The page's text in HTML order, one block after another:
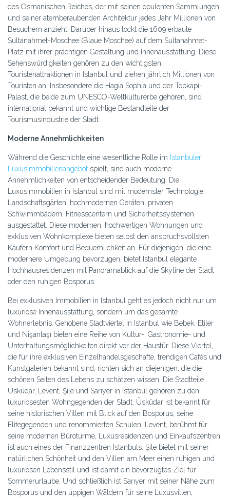
des Osmanischen Reiches, der mit seinen opulenten Sammlungen
und seiner atemberaubenden Architektur jedes Jahr Millionen von
Besuchern anzieht. Darüber hinaus lockt die 1609 erbaute
Sultanahmet-Moschee (Blaue Moschee) auf dem Sultanahmet-
Platz mit ihrer prächtigen Gestaltung und Innenausstattung. Diese
Sehenswürdigkeiten gehören zu den wichtigsten
Touristenattraktionen in Istanbul und ziehen jährlich Millionen von
Touristen an. Insbesondere die Hagia Sophia und der Topkapi-
Palast, die beide zum UNESCO-Weltkulturerbe gehören, sind
international bekannt und wichtige Bestandteile der
Tourismusindustrie der Stadt.
Moderne Annehmlichkeiten
Während die Geschichte eine wesentliche Rolle im Istanbuler
Luxusimmobilienangebot spielt, sind auch moderne
Annehmlichkeiten von entscheidender Bedeutung. Die
Luxusimmobilien in Istanbul sind mit modernster Technologie,
Landschaftsgärten, hochmodernen Geräten, privaten
Schwimmbädern, Fitnesscentern und Sicherheitssystemen
ausgestattet. Diese modernen, hochwertigen Wohnungen und
exklusiven Wohnkomplexe bieten selbst den anspruchsvollsten
Käufern Komfort und Bequemlichkeit an. Für diejenigen, die eine
modernere Umgebung bevorzugen, bietet Istanbul elegante
Hochhausresidenzen mit Panoramablick auf die Skyline der Stadt
oder den ruhigen Bosporus.
Bei exklusiven Immobilien in Istanbul geht es jedoch nicht nur um
luxuriöse Innenausstattung, sondern um das gesamte
Wohnerlebnis. Gehobene Stadtviertel in Istanbul wie Bebek, Etiler
und Nişantaşı bieten eine Reihe von Kultur-, Gastronomie- und
Unterhaltungsmöglichkeiten direkt vor der Haustür. Diese Viertel,
die für ihre exklusiven Einzelhandelsgeschäfte, trendigen Cafés und
Kunstgalerien bekannt sind, richten sich an diejenigen, die die
schönen Seiten des Lebens zu schätzen wissen. Die Stadtteile
Üsküdar, Levent, Şile und Sarıyer in Istanbul gehören zu den
luxuriösesten Wohngegenden der Stadt. Üsküdar ist bekannt für
seine historischen Villen mit Blick auf den Bosporus, seine
Elitegegenden und renommierten Schulen. Levent, berühmt für
seine modernen Bürotürme, Luxusresidenzen und Einkaufszentren,
ist auch eines der Finanzzentren Istanbuls. Şile bietet mit seiner
natürlichen Schönheit und den Villen am Meer einen ruhigen und
luxuriösen Lebensstil und ist damit ein bevorzugtes Ziel für
Sommerurlaube. Und schließlich ist Sarıyer mit seiner Nähe zum
Bosporus und den üppigen Wäldern für seine Luxusvillen,